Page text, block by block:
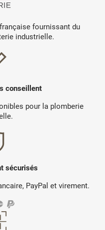
fournissant du
industrielle.
conseillent
pour la plomberie
sécurisés
PayPal et virement.